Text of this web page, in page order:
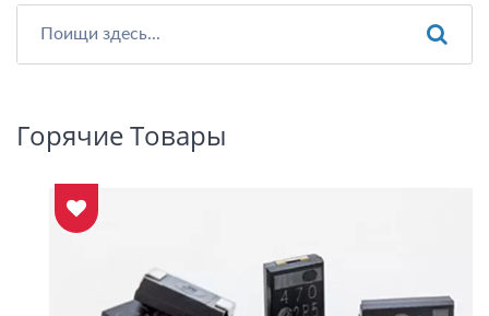
Горячие Товары